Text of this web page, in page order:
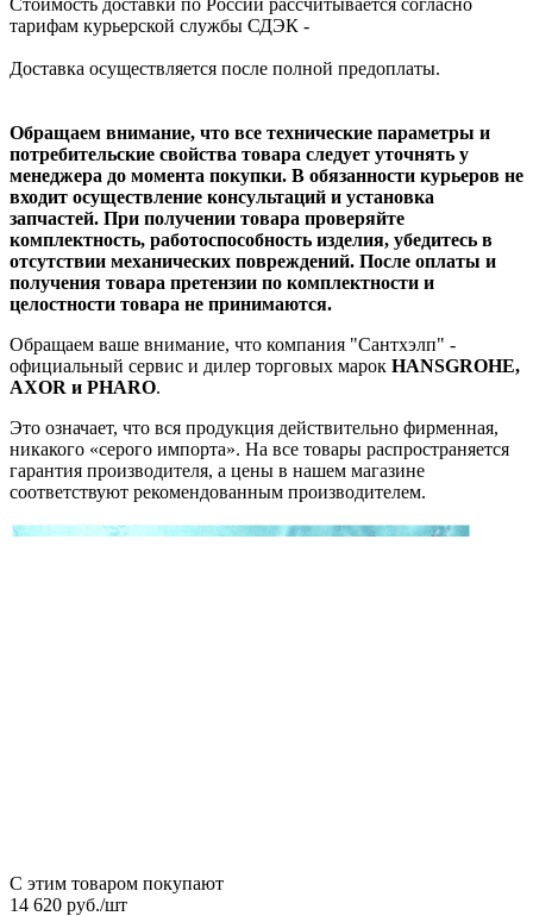
Стоимость доставки по России рассчитывается согласно
тарифам курьерской службы СДЭК -
Доставка осуществляется после полной предоплаты.
Обращаем внимание, что все технические параметры и
потребительские свойства товара следует уточнять у
менеджера до момента покупки. В обязанности курьеров не
входит осуществление консультаций и установка
запчастей. При получении товара проверяйте
комплектность, работоспособность изделия, убедитесь в
отсутствии механических повреждений. После оплаты и
получения товара претензии по комплектности и
целостности товара не принимаются.
Обращаем ваше внимание, что компания "Сантхэлп" -
официальный сервис и дилер торговых марок HANSGROHE,
AXOR и PHARO.
Это означает, что вся продукция действительно фирменная,
никакого «серого импорта». На все товары распространяется
гарантия производителя, а цены в нашем магазине
соответствуют рекомендованным производителем.
С этим товаром покупают
14 620 руб./шт